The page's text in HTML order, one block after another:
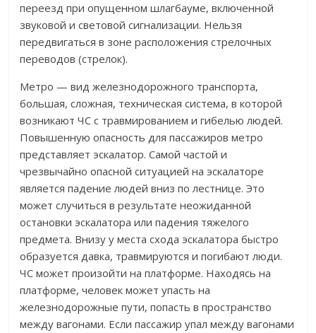
переезд при опущенном шлагбауме, включенной
звуковой и световой сигнализации. Нельзя
передвигаться в зоне расположения стрелочных
переводов (стрелок).
Метро — вид железнодорожного транспорта,
большая, сложная, техническая система, в которой
возникают ЧС с травмированием и гибелью людей.
Повышенную опасность для пассажиров метро
представляет эскалатор. Самой частой и
чрезвычайно опасной ситуацией на эскалаторе
является падение людей вниз по лестнице. Это
может случиться в результате неожиданной
остановки эскалатора или падения тяжелого
предмета. Внизу у места cхода эскалатора быстро
образуется давка, травмируются и погибают люди.
ЧС может произойти на платформе. Находясь на
платформе, человек может упасть на
железнодорожные пути, попасть в пространство
между вагонами. Если пассажир упал между вагонами